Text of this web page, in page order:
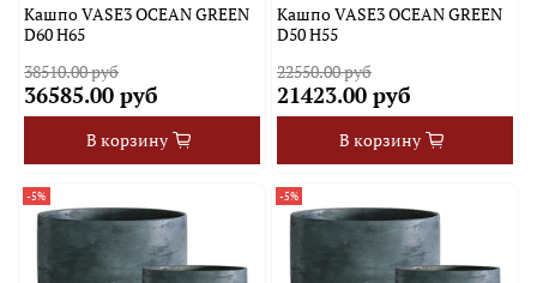
Кашпо VASE3 OCEAN GREEN
D60 H65
38510.00 руб
36585.00 руб
В корзину
Кашпо VASE3 OCEAN GREEN
D50 H55
22550.00 руб
21423.00 руб
В корзину
-5% -5%